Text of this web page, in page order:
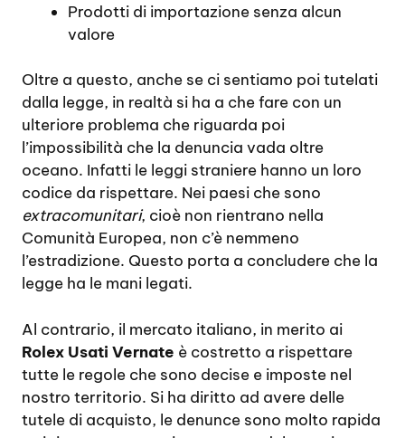
Prodotti di importazione senza alcun
valore
Oltre a questo, anche se ci sentiamo poi tutelati
dalla legge, in realtà si ha a che fare con un
ulteriore problema che riguarda poi
l’impossibilità che la denuncia vada oltre
oceano. Infatti le leggi straniere hanno un loro
codice da rispettare. Nei paesi che sono
extracomunitari, cioè non rientrano nella
Comunità Europea, non c’è nemmeno
l’estradizione. Questo porta a concludere che la
legge ha le mani legati.
Al contrario, il mercato italiano, in merito ai
Rolex Usati Vernate è costretto a rispettare
tutte le regole che sono decise e imposte nel
nostro territorio. Si ha diritto ad avere delle
tutele di acquisto, le denunce sono molto rapida